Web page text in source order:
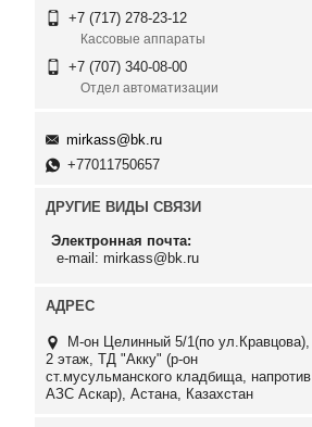
+7 (717) 278-23-12
Кассовые аппараты
+7 (707) 340-08-00
Отдел автоматизации
mirkass@bk.ru
+77011750657
ДРУГИЕ ВИДЫ СВЯЗИ
Электронная почта
e-mail: mirkass@bk.ru
М-он Целинный 5/1(по ул.Кравцова),
2 этаж, ТД "Акку" (р-он
ст.мусульманского кладбища, напротив
АЗС Аскар), Астана, Казахстан